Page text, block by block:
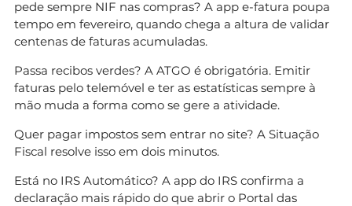
pede sempre NIF nas compras? A app e-fatura poupa
tempo em fevereiro, quando chega a altura de validar
centenas de faturas acumuladas.
Passa recibos verdes? A ATGO é obrigatória. Emitir
faturas pelo telemóvel e ter as estatísticas sempre à
mão muda a forma como se gere a atividade.
Quer pagar impostos sem entrar no site? A Situação
Fiscal resolve isso em dois minutos.
Está no IRS Automático? A app do IRS confirma a
declaração mais rápido do que abrir o Portal das